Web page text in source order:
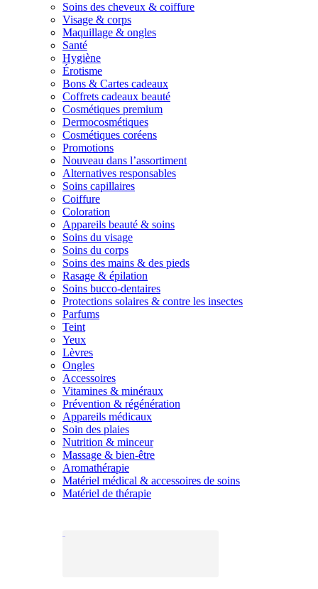
Soins des cheveux & coiffure
Visage & corps
Maquillage & ongles
Santé
Hygiène
Érotisme
Bons & Cartes cadeaux
Coffrets cadeaux beauté
Cosmétiques premium
Dermocosmétiques
Cosmétiques coréens
Promotions
Nouveau dans l’assortiment
Alternatives responsables
Soins capillaires
Coiffure
Coloration
Appareils beauté & soins
Soins du visage
Soins du corps
Soins des mains & des pieds
Rasage & épilation
Soins bucco-dentaires
Protections solaires & contre les insectes
Parfums
Teint
Yeux
Lèvres
Ongles
Accessoires
Vitamines & minéraux
Prévention & régénération
Appareils médicaux
Soin des plaies
Nutrition & minceur
Massage & bien-être
Aromathérapie
Matériel médical & accessoires de soins
Matériel de thérapie